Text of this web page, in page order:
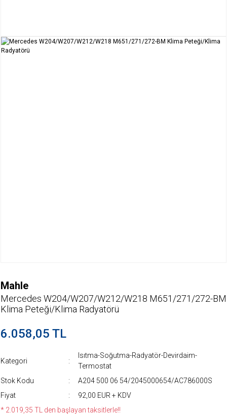
Mahle
Mercedes W204/W207/W212/W218 M651/271/272-BM
Klima Peteği/Klima Radyatörü
6.058,05 TL
Kategori
Isıtma-Soğutma-Radyatör-Devirdaim-
Termostat
Stok Kodu
A204 500 06 54/2045000654/AC786000S
Fiyat
92,00 EUR + KDV
* 2.019,35 TL den başlayan taksitlerle!!